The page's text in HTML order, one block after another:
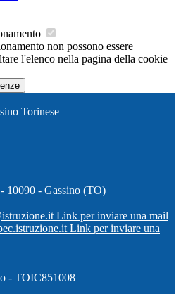
non possono essere
l'elenco nella pagina della cookie
Torinese
10090 - Gassino (TO)
Link per inviare una mail
Link per inviare una
- TOIC851008